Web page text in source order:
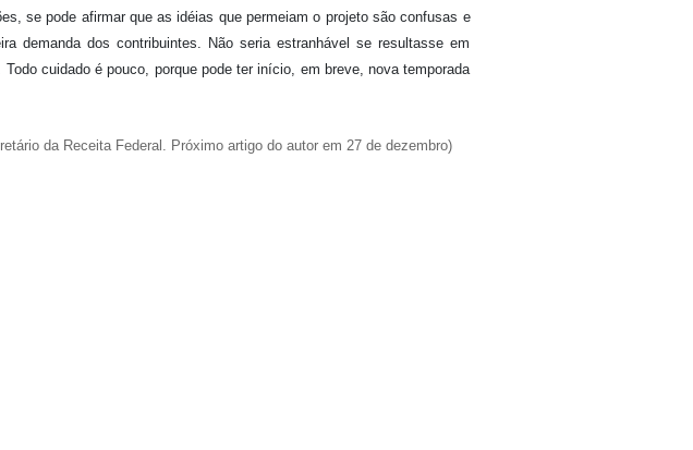
se pode afirmar que as idéias que permeiam o projeto são confusas e
demanda dos contribuintes. Não seria estranhável se resultasse em
cuidado é pouco, porque pode ter início, em breve, nova temporada
da Receita Federal. Próximo artigo do autor em 27 de dezembro)